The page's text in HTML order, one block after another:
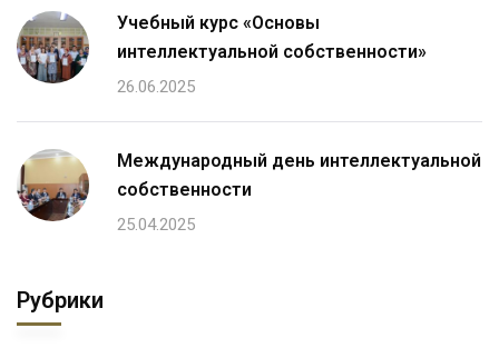
Учебный курс «Основы
интеллектуальной собственности»
26.06.2025
Международный день интеллектуальной
собственности
25.04.2025
Рубрики